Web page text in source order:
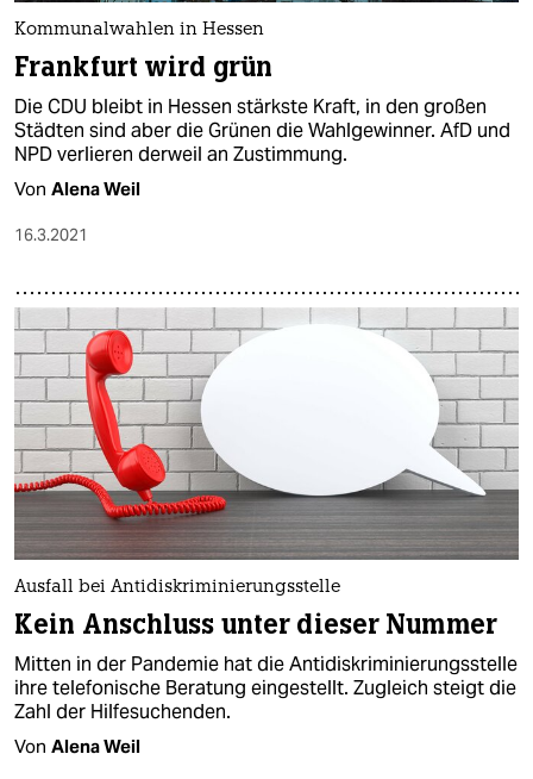
Kommunalwahlen in Hessen
Frankfurt wird grün
Die CDU bleibt in Hessen stärkste Kraft, in den großen
Städten sind aber die Grünen die Wahlgewinner. AfD und
NPD verlieren derweil an Zustimmung.
Von Alena Weil
16.3.2021
Ausfall bei Antidiskriminierungsstelle
Kein Anschluss unter dieser Nummer
Mitten in der Pandemie hat die Antidiskriminierungsstelle
ihre telefonische Beratung eingestellt. Zugleich steigt die
Zahl der Hilfesuchenden.
Von Alena Weil